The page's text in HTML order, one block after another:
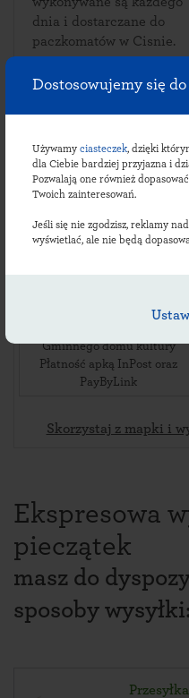
Dostosowujemy się
Używamy ciasteczek, dzięki
dla Ciebie bardziej przyjazna i
Pozwalają one również
Twoich zainteresowań.
Jeśli się nie zgodzisz, reklamy
wyświetlać, ale nie będą
dnia i dostarczane do
paczkomatów w Cisnie.
CSA01M
Gminnego domu kultury
Płatność apką InPost oraz
PayByLink
Skorzystaj z mapki i
Ekspresowa
pieczątek
masz do
sposoby wysyłki: